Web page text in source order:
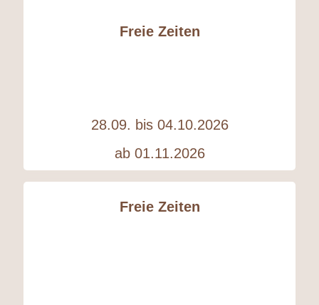
Freie Zeiten
28.09. bis 04.10.2026
ab 01.11.2026
Freie Zeiten